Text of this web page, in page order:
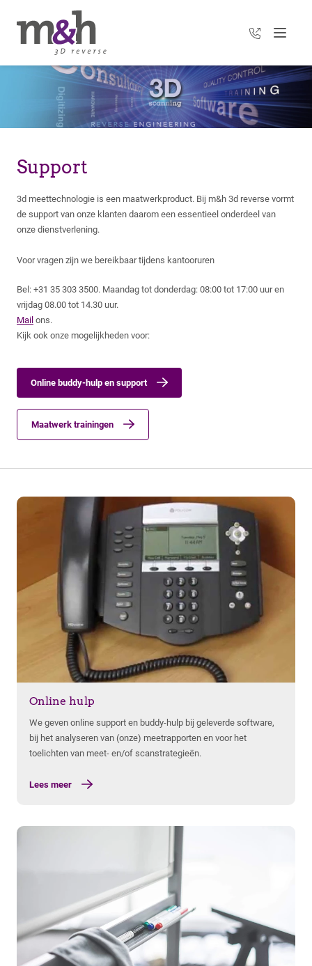
Menu
+31 35 303
Support
3d meettechnologie is een maatwerkproduct. Bij m&h 3d reverse vormt
de support van onze klanten daarom een essentieel onderdeel van
onze dienstverlening.
Voor vragen zijn we bereikbaar tijdens kantooruren
Bel: +31 35 303 3500. Maandag tot donderdag: 08:00 tot 17:00 uur en
vrijdag 08.00 tot 14.30 uur.
Mail ons.
Kijk ook onze mogelijkheden voor:
Online buddy-hulp en support
Maatwerk trainingen
Lees meer
Online hulp
We geven online support en buddy-hulp bij geleverde software,
bij het analyseren van (onze) meetrapporten en voor het
toelichten van meet- en/of scanstrategieën.
Lees meer